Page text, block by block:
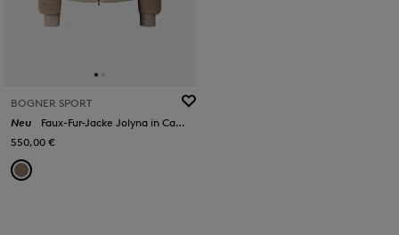
BOGNER SPORT
Neu
Faux-Fur-Jacke Jolyna in Camel
550,00 €